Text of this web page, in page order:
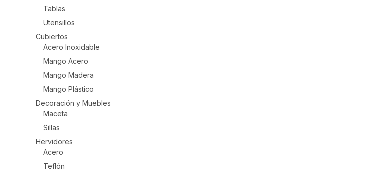
Tablas
Utensillos
Cubiertos
Acero Inoxidable
Mango Acero
Mango Madera
Mango Plástico
Decoración y Muebles
Maceta
Sillas
Hervidores
Acero
Teflón